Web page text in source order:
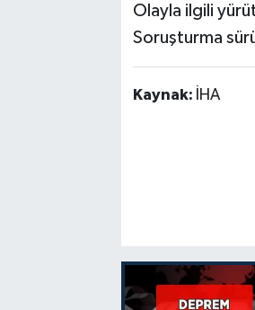
Olayla ilgili
Soruşturma
Kaynak: İHA